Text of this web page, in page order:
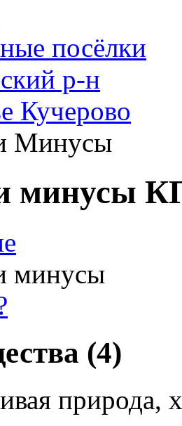
посёлки
р-н
Кучерово
Минусы
минусы
(4)
природа,